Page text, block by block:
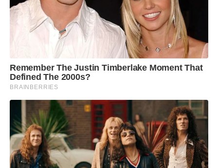
Remember The Justin Timberlake Moment That
Defined The 2000s?
BRAINBERRIES